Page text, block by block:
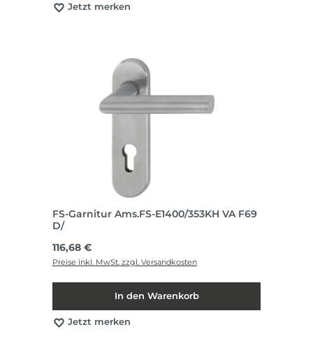
Jetzt merken
FS-Garnitur Ams.FS-E1400/353KH VA F69
D/
Regulärer Preis:
116,68 €
Preise inkl. MwSt. zzgl. Versandkosten
In den Warenkorb
Jetzt merken